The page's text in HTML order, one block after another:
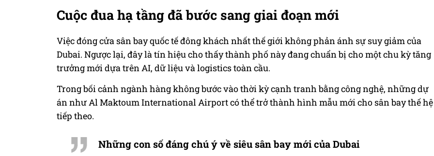
Cuộc đua hạ tầng đã bước sang giai đoạn mới
Việc đóng cửa sân bay quốc tế đông khách nhất thế giới không phản ánh sự suy giảm của
Dubai. Ngược lại, đây là tín hiệu cho thấy thành phố này đang chuẩn bị cho một chu kỳ tăng
trưởng mới dựa trên AI, dữ liệu và logistics toàn cầu.
Trong bối cảnh ngành hàng không bước vào thời kỳ cạnh tranh bằng công nghệ, những dự
án như Al Maktoum International Airport có thể trở thành hình mẫu mới cho sân bay thế hệ
tiếp theo.
Những con số đáng chú ý về siêu sân bay mới của Dubai